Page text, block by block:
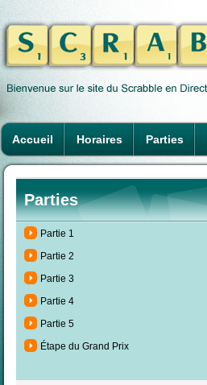
Accueil Horaires Parties
Parties
Partie 1
Partie 2
Partie 3
Partie 4
Partie 5
Étape du Grand Prix